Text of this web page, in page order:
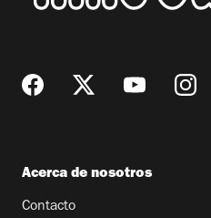
Acerca de nosotros
Contacto